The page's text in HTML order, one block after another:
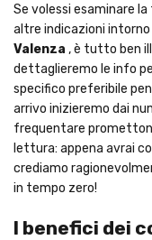
Se volessi esaminare
altre indicazioni intorno
Valenza , è tutto ben
dettaglieremo le info
specifico preferibile
arrivo inizieremo dai
frequentare
lettura: appena avrai
crediamo
in tempo zero!
I benefici dei